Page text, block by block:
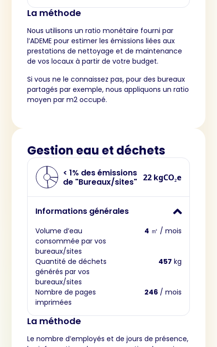
La méthode
Nous utilisons un ratio monétaire fourni par
l’ADEME pour estimer les émissions liées aux
prestations de nettoyage et de maintenance
de vos locaux à partir de votre budget.
Si vous ne le connaissez pas, pour des bureaux
partagés par exemple, nous appliquons un ratio
moyen par m2 occupé.
Gestion eau et déchets
< 1% des émissions
de "Bureaux/sites" 22 kgCO₂e
Informations générales
Volume d’eau
consommée par vos
bureaux/sites
4 ㎥ / mois
Quantité de déchets
générés par vos
bureaux/sites
457 kg
Nombre de pages
imprimées
246 / mois
La méthode
Le nombre d’employés et de jours de présence,